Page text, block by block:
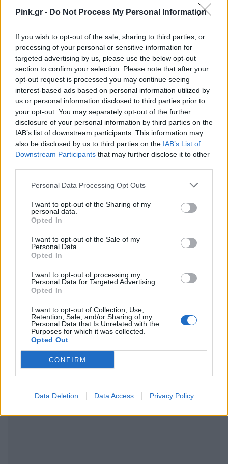
Pink.gr - Do Not Process My Personal Information
If you wish to opt-out of the sale, sharing to third parties, or
processing of your personal or sensitive information for
targeted advertising by us, please use the below opt-out
section to confirm your selection. Please note that after your
opt-out request is processed you may continue seeing
interest-based ads based on personal information utilized by
us or personal information disclosed to third parties prior to
your opt-out. You may separately opt-out of the further
disclosure of your personal information by third parties on the
IAB’s list of downstream participants. This information may
also be disclosed by us to third parties on the IAB’s List of
Downstream Participants that may further disclose it to other
Personal Data Processing Opt Outs
I want to opt-out of the Sharing of my
personal data.
Opted In
I want to opt-out of the Sale of my
Personal Data.
Opted In
I want to opt-out of processing my
Personal Data for Targeted Advertising.
Opted In
I want to opt-out of Collection, Use,
Retention, Sale, and/or Sharing of my
Personal Data that Is Unrelated with the
Purposes for which it was collected.
Opted Out
CONFIRM
Data Deletion Data Access Privacy Policy
μάθετε πρώτοιτα πιο hot νέα .